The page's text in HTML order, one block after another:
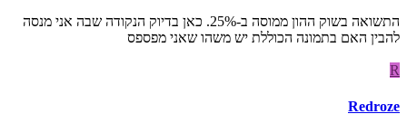
התשואה בשוק ההון ממוסה ב-25%. כאן בדיוק הנקודה שבה אני מנסה
להבין האם בתמונה הכוללת יש משהו שאני מפספס
R
Redroze